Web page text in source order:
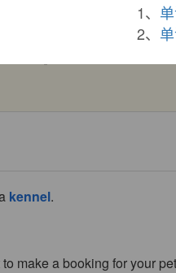
*canile,
kennel.
make a booking for your
1、
2、